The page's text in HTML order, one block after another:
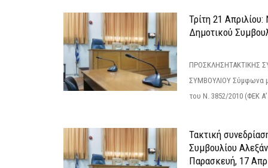
Τρίτη 21
Δημοτικού
ΠΡΟΣΚΛΗΣΗΤΑΚΤΙΚΗΣ
ΣΥΜΒΟΥΛΙΟΥ Σύμφωνα
του Ν. 3852/2010 (ΦΕΚ
Τακτική
Συμβουλίου
Παρασκευή, 17